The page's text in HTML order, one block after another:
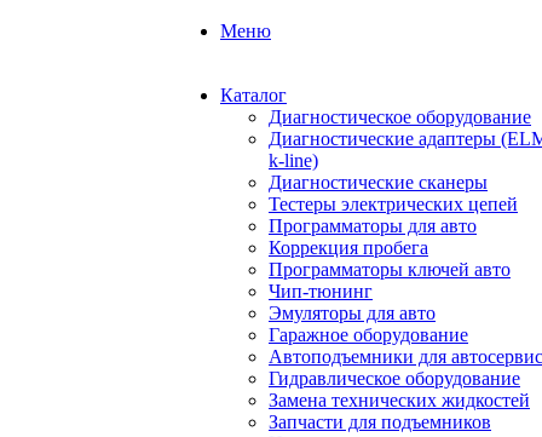
Меню
Каталог
Диагностическое оборудование
Диагностические адаптеры
k-line)
Диагностические сканеры
Тестеры электрических цепей
Программаторы для авто
Коррекция пробега
Программаторы ключей авто
Чип-тюнинг
Эмуляторы для авто
Гаражное оборудование
Автоподъемники для
Гидравлическое оборудование
Замена технических жидкостей
Запчасти для подъемников